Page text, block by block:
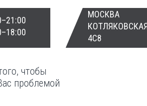
МОСКВА
4С8
чтобы
проблемой